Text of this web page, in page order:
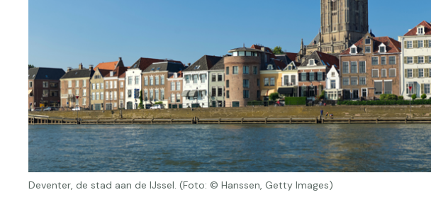
Deventer, de stad aan de IJssel. (Foto: © Hanssen, Getty Images)